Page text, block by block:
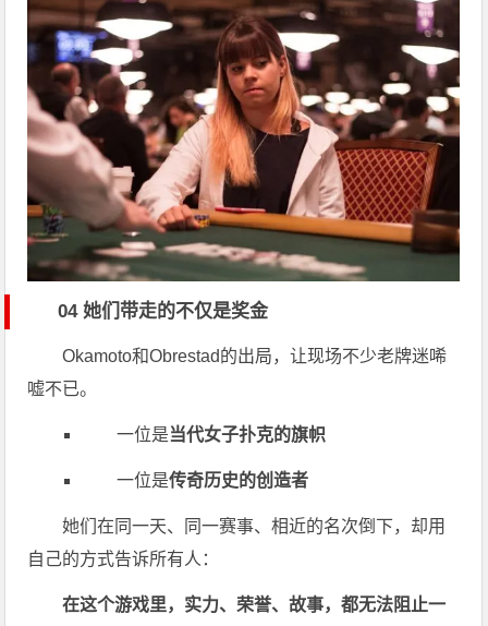
04 她们带走的不仅是奖金
Okamoto和Obrestad的出局，让现场不少老牌迷唏
嘘不已。
一位是当代女子扑克的旗帜
一位是传奇历史的创造者
她们在同一天、同一赛事、相近的名次倒下，却用
自己的方式告诉所有人：
在这个游戏里，实力、荣誉、故事，都无法阻止一